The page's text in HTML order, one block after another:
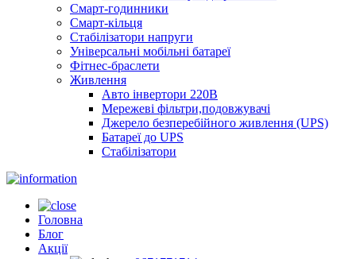
Смарт-годинники
Смарт-кільця
Стабілізатори напруги
Універсальні мобільні батареї
Фітнес-браслети
Живлення
Авто інвертори 220В
Мережеві фільтри,подовжувачі
Джерело безперебійного живлення (UPS)
Батареї до UPS
Стабілізатори
Головна
Блог
Акції